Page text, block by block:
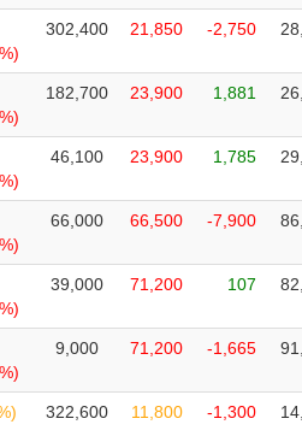
302,400 21,850 -2,750
182,700 23,900 1,881
46,100 23,900 1,785
66,000 66,500 -7,900
39,000 71,200 107
9,000 71,200 -1,665
322,600 11,800 -1,300
số Chứng chỉ quỹ Chứng
Người liên quan Cổ đông lớn